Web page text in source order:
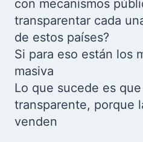
con mecanismos
transparentar cada
de estos países?
Si para eso están los
masiva
Lo que sucede es
transparente, porque
venden